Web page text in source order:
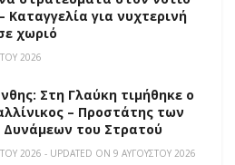
Καταγγελία για νυχτερινή
χωριό
2026
Στη Γλαύκη τιμήθηκε ο
– Προστάτης των
Δυνάμεων του Στρατού
2026 - UPDATED ON 9 ΑΥΓΟΎΣΤΟΥ 2026